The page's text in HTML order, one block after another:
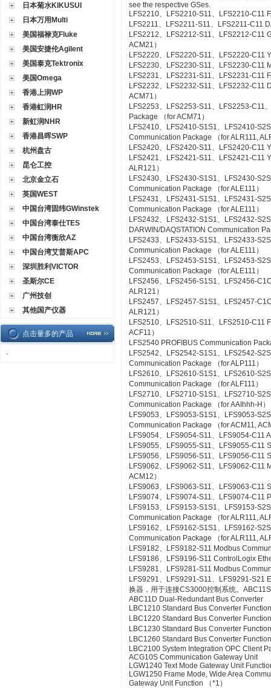
日本菊水KIKUSUI
日本万用Multi
美国福禄克Fluke
美国安捷伦Agilent
美国泰克Tektronix
美国Omega
香港上润WP
香港虹润HR
新虹润NHR
香港昌晖SWP
杭州盘古
昆仑工控
北京金立石
英国WEST
中国台湾固纬GWinstek
中国台湾泰仕TES
中国台湾衡欣AZ
中国台湾艾普斯APC
深圳胜利VICTOR
圣斯尔CE
广州技创
其他国产仪器
点击量多的产品
·
see the respective GSes.
LFS2210、LFS2210-S11、LFS2210-C11
LFS2211、LFS2211-S11、LFS2211-C11
LFS2212、LFS2212-S11、LFS2212-C11
ACM21）
LFS2220、LFS2220-S11、LFS2220-C11
LFS2230、LFS2230-S11、LFS2230-C11
LFS2231、LFS2231-S11、LFS2231-C11
LFS2232、LFS2232-S11、LFS2232-C11
ACM71）
LFS2253、LFS2253-S11、LFS2253-C11
Package （for ACM71）
LFS2410、LFS2410-S1S1、LFS2410-
Communication Package （for ALR111,
LFS2420、LFS2420-S11、LFS2420-C11
LFS2421、LFS2421-S11、LFS2421-C11
ALR121）
LFS2430、LFS2430-S1S1、LFS2430-
Communication Package （for ALE111）
LFS2431、LFS2431-S1S1、LFS2431-
Communication Package （for ALE111）
LFS2432、LFS2432-S1S1、LFS2432-
DARWIN/DAQSTATION Communication
LFS2433、LFS2433-S1S1、LFS2433-
Communication Package （for ALE111）
LFS2453、LFS2453-S1S1、LFS2453-
Communication Package （for ALE111）
LFS2456、LFS2456-S1S1、LFS2456-
ALR121）
LFS2457、LFS2457-S1S1、LFS2457-
ALR121）
LFS2510、LFS2510-S11、LFS2510-C11
ACF11）
LFS2540 PROFIBUS Communication
LFS2542、LFS2542-S1S1、LFS2542-
Communication Package （for ALP111）
LFS2610、LFS2610-S1S1、LFS2610-
Communication Package （for ALF111）
LFS2710、LFS2710-S1S1、LFS2710-
Communication Package （for AAIhhh-H）
LFS9053、LFS9053-S1S1、LFS9053-
Communication Package （for ACM11,
LFS9054、LFS9054-S11、LFS9054-C11
LFS9055、LFS9055-S11、LFS9055-C11
LFS9056、LFS9056-S11、LFS9056-C11
LFS9062、LFS9062-S11、LFS9062-C11
ACM12）
LFS9063、LFS9063-S11、LFS9063-C11
LFS9074、LFS9074-S11、LFS9074-C11
LFS9153、LFS9153-S1S1、LFS9153-
Communication Package （for ALR111,
LFS9162、LFS9162-S1S1、LFS9162-
Communication Package （for ALR111,
LFS9182、LFS9182-S11 Modbus
LFS9186、LFS9196-S11 ControlLogix
LFS9281、LFS9281-S11 Modbus
LFS9291、LFS9291-S11、LFS9291-S21
换器，用于连接CS3000控制系统。
ABC11D Dual-Redundant Bus Converter
LBC1210 Standard Bus Converter
LBC1220 Standard Bus Converter
LBC1230 Standard Bus Converter
LBC1260 Standard Bus Converter
LBC2100 System Integration OPC Client
ACG10S Communication Gateway Unit
LGW1240 Text Mode Gateway Unit
LGW1250 Frame Mode, Wide Area
Gateway Unit Function （*1）